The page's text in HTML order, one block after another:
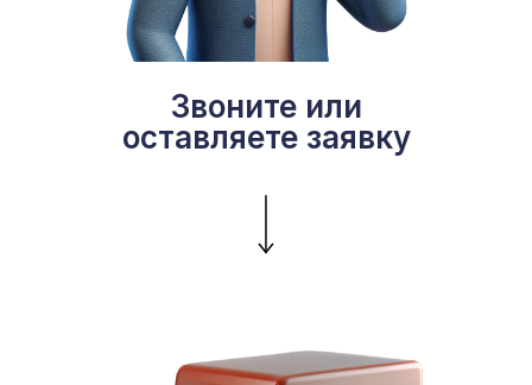
Звоните или
оставляете заявку